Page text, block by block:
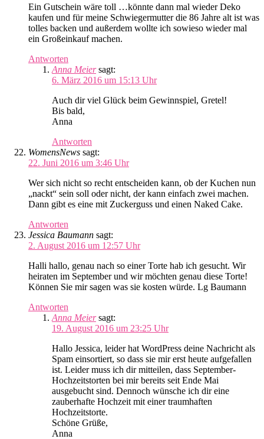
Ein Gutschein wäre toll …könnte dann mal wieder Deko
kaufen und für meine Schwiegermutter die 86 Jahre alt ist was
tolles backen und außerdem wollte ich sowieso wieder mal
ein Großeinkauf machen.
Antworten
Anna Meier sagt:
6. März 2016 um 15:13 Uhr
Auch dir viel Glück beim Gewinnspiel, Gretel!
Bis bald,
Anna
Antworten
WomensNews sagt:
22. Juni 2016 um 3:46 Uhr
Wer sich nicht so recht entscheiden kann, ob der Kuchen nun
„nackt“ sein soll oder nicht, der kann einfach zwei machen.
Dann gibt es eine mit Zuckerguss und einen Naked Cake.
Antworten
Jessica Baumann sagt:
2. August 2016 um 12:57 Uhr
Halli hallo, genau nach so einer Torte hab ich gesucht. Wir
heiraten im September und wir möchten genau diese Torte!
Können Sie mir sagen was sie kosten würde. Lg Baumann
Antworten
Anna Meier sagt:
19. August 2016 um 23:25 Uhr
Hallo Jessica, leider hat WordPress deine Nachricht als
Spam einsortiert, so dass sie mir erst heute aufgefallen
ist. Leider muss ich dir mitteilen, dass September-
Hochzeitstorten bei mir bereits seit Ende Mai
ausgebucht sind. Dennoch wünsche ich dir eine
zauberhafte Hochzeit mit einer traumhaften
Hochzeitstorte.
Schöne Grüße,
Anna